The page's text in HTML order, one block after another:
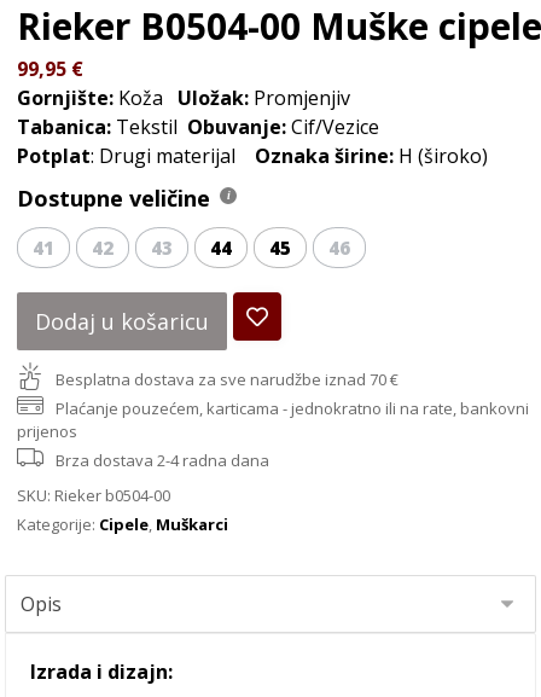
Rieker B0504-00 Muške
99,95 €
Gornjište: Koža Uložak: Promjenjiv
Tabanica: Tekstil Obuvanje:Cif/Vezice
Potplat: Drugi materijal Oznaka širine: H (široko)
Dostupne veličine
41 42 43 44 45 46
Dodaj u košaricu
Besplatna dostava za sve narudžbe iznad 70 €
Plaćanje pouzećem, karticama - jednokratno ili na rate, bankovni
prijenos
Brza dostava 2-4 radna dana
SKU: Rieker b0504-00
Kategorije: Cipele, Muškarci
Izrada i dizajn: